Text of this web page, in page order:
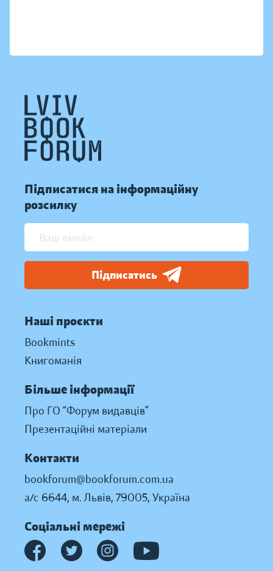
Підписатися на інформаційну
розсилку
Підписатись
Наші проєкти
Bookmints
Книгоманія
Більше інформації
Про ГО “Форум видавців”
Презентаційні матеріали
Контакти
bookforum@bookforum.com.ua
а/с 6644, м. Львів, 79005, Україна
Соціальні мережі